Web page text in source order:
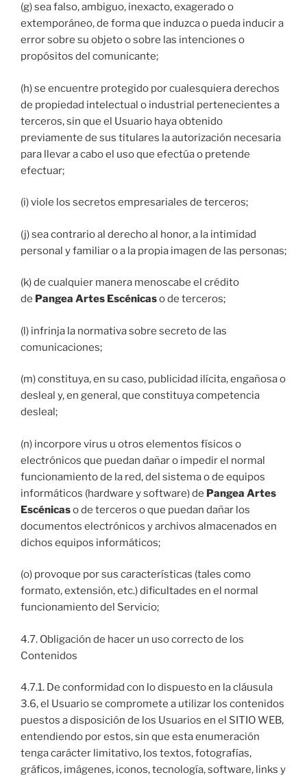
(g) sea falso, ambiguo, inexacto, exagerado o
extemporáneo, de forma que induzca o pueda inducir a
error sobre su objeto o sobre las intenciones o
propósitos del comunicante;
(h) se encuentre protegido por cualesquiera derechos
de propiedad intelectual o industrial pertenecientes a
terceros, sin que el Usuario haya obtenido
previamente de sus titulares la autorización necesaria
para llevar a cabo el uso que efectúa o pretende
efectuar;
(i) viole los secretos empresariales de terceros;
(j) sea contrario al derecho al honor, a la intimidad
personal y familiar o a la propia imagen de las personas;
(k) de cualquier manera menoscabe el crédito
de Pangea Artes Escénicaso de terceros;
(l) infrinja la normativa sobre secreto de las
comunicaciones;
(m) constituya, en su caso, publicidad ilícita, engañosa o
desleal y, en general, que constituya competencia
desleal;
(n) incorpore virus u otros elementos físicos o
electrónicos que puedan dañar o impedir el normal
funcionamiento de la red, del sistema o de equipos
informáticos (hardware y software) de Pangea Artes
Escénicaso de terceros o que puedan dañar los
documentos electrónicos y archivos almacenados en
dichos equipos informáticos;
(o) provoque por sus características (tales como
formato, extensión, etc.) dificultades en el normal
funcionamiento del Servicio;
4.7. Obligación de hacer un uso correcto de los
Contenidos
4.7.1. De conformidad con lo dispuesto en la cláusula
3.6, el Usuario se compromete a utilizar los contenidos
puestos a disposición de los Usuarios en el SITIO WEB,
entendiendo por estos, sin que esta enumeración
tenga carácter limitativo, los textos, fotografías,
gráficos, imágenes, iconos, tecnología, software, links y